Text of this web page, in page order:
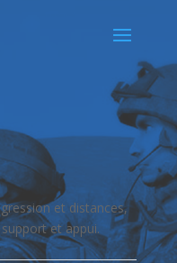
et distances,
et appui.